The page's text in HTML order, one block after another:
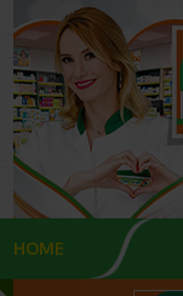
HOME